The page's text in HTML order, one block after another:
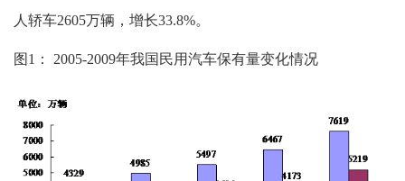
人轿车2605万辆，增长33.8%。
图1： 2005-2009年我国民用汽车保有量变化情况